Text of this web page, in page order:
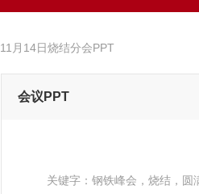
11月14日烧结分会PPT
会议PPT
关键字： 钢铁峰会，烧结，圆